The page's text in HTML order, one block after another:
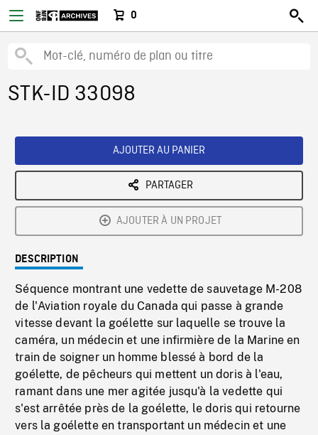
0
STK-ID 33098
AJOUTER AU PANIER
PARTAGER
AJOUTER À UN PROJET
DESCRIPTION
Séquence montrant une vedette de sauvetage M-208
de l'Aviation royale du Canada qui passe à grande
vitesse devant la goélette sur laquelle se trouve la
caméra, un médecin et une infirmière de la Marine en
train de soigner un homme blessé à bord de la
goélette, de pêcheurs qui mettent un doris à l'eau,
ramant dans une mer agitée jusqu'à la vedette qui
s'est arrêtée près de la goélette, le doris qui retourne
vers la goélette en transportant un médecin et une